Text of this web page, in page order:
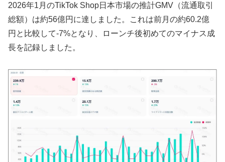
2026年1月のTikTok Shop日本市場の推計GMV（流通取引
総額）は約56億円に達しました。これは前月の約60.2億
円と比較して-7%となり、ローンチ後初めてのマイナス成
長を記録しました。